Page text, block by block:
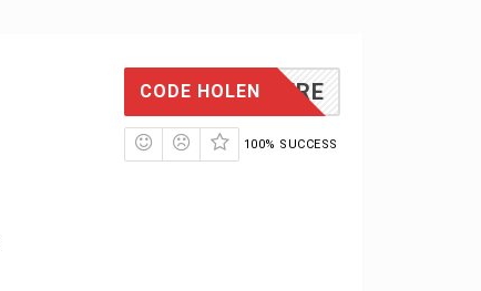
HERE
CODE HOLEN
100% SUCCESS